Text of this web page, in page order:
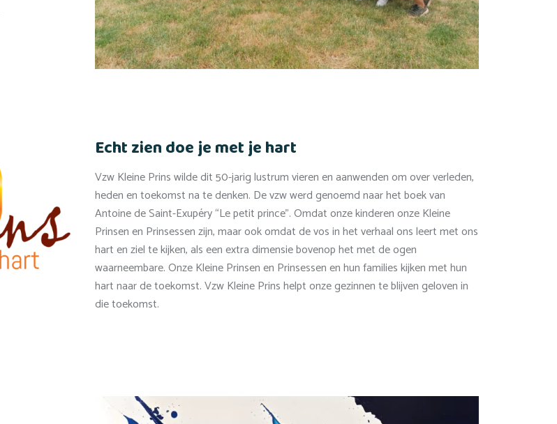
Echt zien doe je met je hart
Vzw Kleine Prins wilde dit 50-jarig lustrum vieren en aanwenden om over verleden,
heden en toekomst na te denken. De vzw werd genoemd naar het boek van
Antoine de Saint-Exupéry “Le petit prince”. Omdat onze kinderen onze Kleine
Prinsen en Prinsessen zijn, maar ook omdat de vos in het verhaal ons leert met ons
hart en ziel te kijken, als een extra dimensie bovenop het met de ogen
waarneembare. Onze Kleine Prinsen en Prinsessen en hun families kijken met hun
hart naar de toekomst. Vzw Kleine Prins helpt onze gezinnen te blijven geloven in
die toekomst.